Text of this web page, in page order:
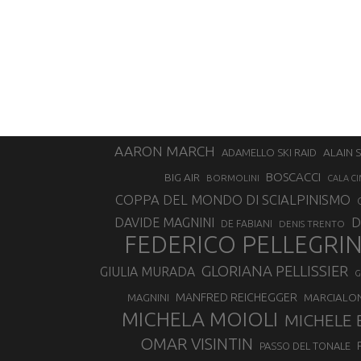
AARON MARCH ADAMELLO SKI RAID ALAIN
BIG AIR
BORMOLINI BOSCACCI CALA
COPPA DEL MONDO DI SCIALPINISMO
DAVIDE MAGNINI DE FABIANI DENIS TRENTO
FEDERICO
GIULIA MURADA GLORIANA PELLISSIER
MAGNINI MANFRED REICHEGGER
MICHELA MOIOLI MICHELE
OMAR VISINTIN PASSO DEL TONALE